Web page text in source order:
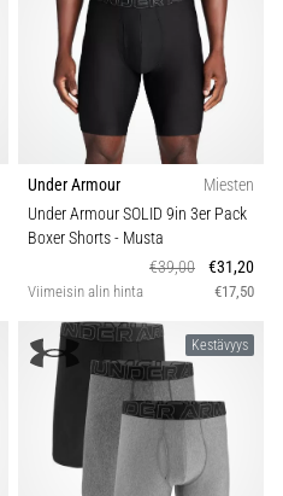
Under Armour
Miesten
Under Armour SOLID 9in 3er Pack
Boxer Shorts- Musta
€39,00
€31,20
Viimeisin alin hinta €17,50
Kestävyys